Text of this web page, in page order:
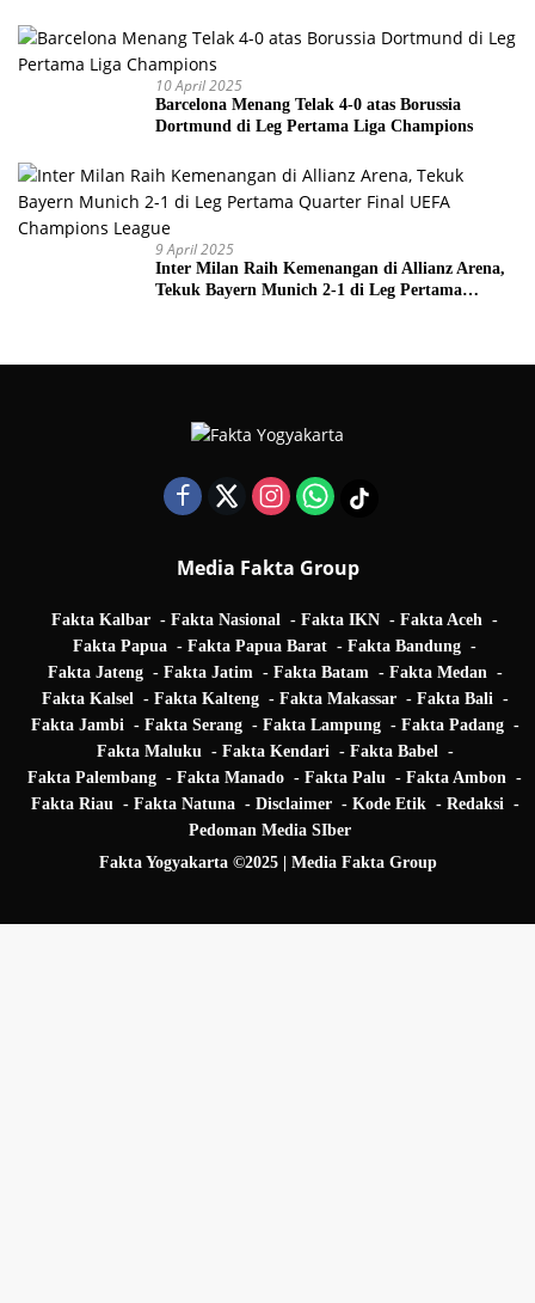
10 April 2025
Barcelona Menang Telak 4-0 atas Borussia
Dortmund di Leg Pertama Liga Champions
9 April 2025
Inter Milan Raih Kemenangan di Allianz Arena,
Tekuk Bayern Munich 2-1 di Leg Pertama
Media Fakta Group
Fakta Kalbar Fakta Nasional Fakta IKN
Fakta Aceh
Fakta Papua
Fakta Papua Barat
Fakta Bandung
Fakta Jateng
Fakta Jatim Fakta Batam
Fakta Medan
Fakta Kalsel
Fakta Kalteng Fakta Makassar
Fakta Bali
Fakta Jambi
Fakta Serang Fakta Lampung
Fakta Padang
Fakta Maluku
Fakta Kendari
Fakta Babel
Fakta Palembang
Fakta Manado Fakta Palu
Fakta Ambon
Fakta Riau
Fakta Natuna Disclaimer Kode Etik
Redaksi
Pedoman Media SIber
Fakta Yogyakarta ©2025 | Media Fakta Group